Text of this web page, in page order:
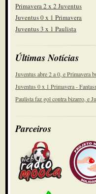
Primavera 2 x 2 Juventus
Juventus 0 x 1 Primavera
Juventus 3 x 1 Paulista
Últimas Notícias
Juventus abre 2 a 0, e Primavera
Juventus 0 x 1 Primavera -
Paulista faz gol contra bizarro, e
Parceiros